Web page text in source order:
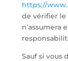
https://
de vérifier le
n’assumera
Sauf si vous